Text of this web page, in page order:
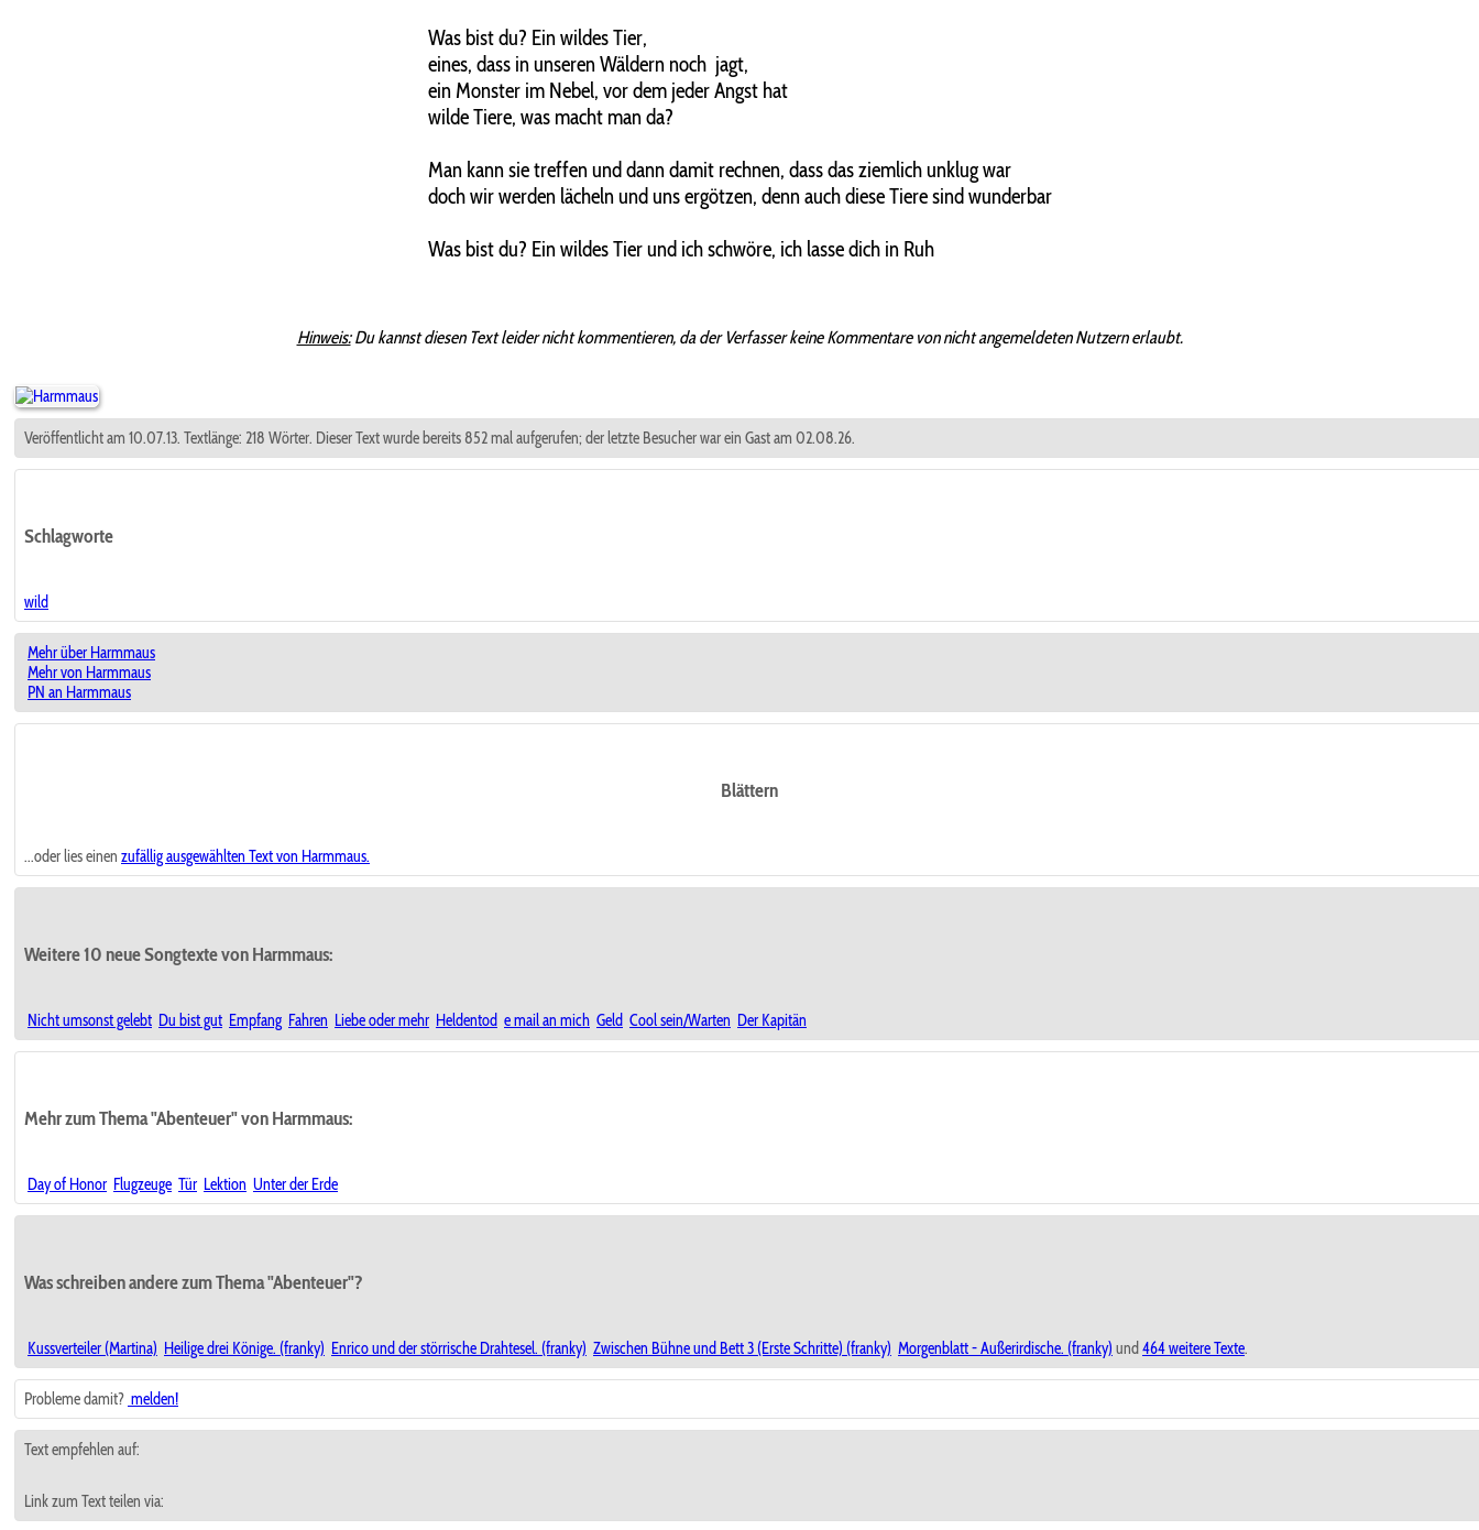
Was bist du? Ein wildes Tier,
eines, dass in unseren Wäldern noch jagt,
ein Monster im Nebel, vor dem jeder Angst hat
wilde Tiere, was macht man da?
Man kann sie treffen und dann damit rechnen, dass das ziemlich unklug war
doch wir werden lächeln und uns ergötzen, denn auch diese Tiere sind wunderbar
Was bist du? Ein wildes Tier und ich schwöre, ich lasse dich in Ruh
Hinweis:Du kannst diesen Text leider nicht kommentieren, da der Verfasser keine Kommentare von nicht angemeldeten Nutzern erlaubt.
Veröffentlicht am 10.07.13. Textlänge: 218 Wörter. Dieser Text wurde bereits 852 mal aufgerufen; der letzte Besucher war ein Gast am 02.08.26.
Schlagworte
wild
Mehr über Harmmaus
Mehr von Harmmaus
PN an Harmmaus
Blättern
...oder lies einen zufällig ausgewählten Text von Harmmaus.
Weitere 10 neue Songtexte von Harmmaus:
Nicht umsonst gelebt Du bist gut Empfang Fahren Liebe oder mehr Heldentod e mail an mich Geld Cool sein/Warten Der Kapitän
Mehr zum Thema "Abenteuer" von Harmmaus:
Day of Honor Flugzeuge Tür Lektion Unter der Erde
Was schreiben andere zum Thema "Abenteuer"?
Kussverteiler (Martina) Heilige drei Könige. (franky) Enrico und der störrische Drahtesel. (franky) Zwischen Bühne und Bett 3 (Erste Schritte) (franky) Morgenblatt - Außerirdische. (franky) und 464 weitere Texte.
Probleme damit? melden!
Text empfehlen auf:
Link zum Text teilen via: